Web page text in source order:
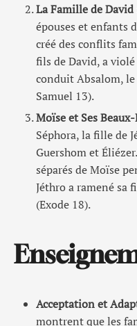
La Famille de David
épouses et enfants
créé des conflits
fils de David, a
conduit Absalom,
Samuel 13).
Moïse et Ses
Séphora, la fille de
Guershom et
séparés de Moïse
Jéthro a ramené sa
(Exode 18).
Acceptation et
montrent que les